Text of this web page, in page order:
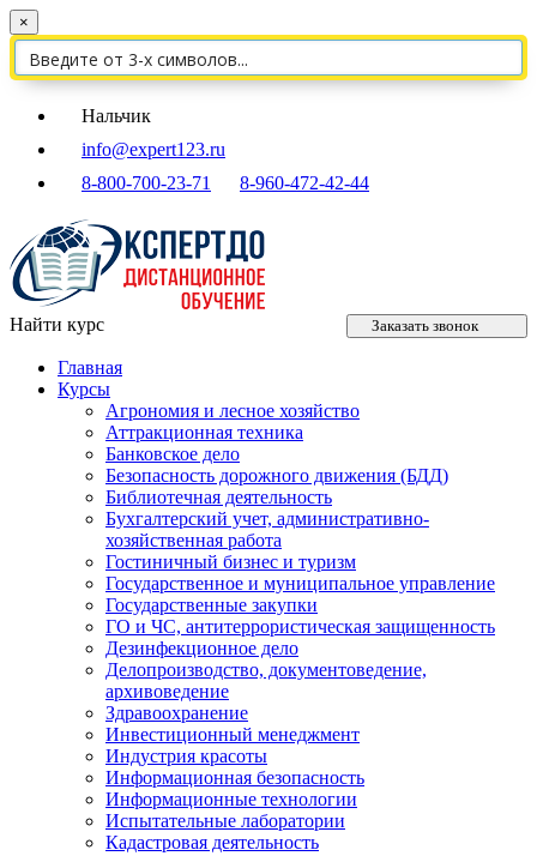
×
Нальчик
info@expert123.ru
8-800-700-23-71
8-960-472-42-44
Найти курс Заказать звонок
Главная
Курсы
Агрономия и лесное хозяйство
Аттракционная техника
Банковское дело
Безопасность дорожного движения (БДД)
Библиотечная деятельность
Бухгалтерский учет, административно-
хозяйственная работа
Гостиничный бизнес и туризм
Государственное и муниципальное управление
Государственные закупки
ГО и ЧС, антитеррористическая защищенность
Дезинфекционное дело
Делопроизводство, документоведение,
архивоведение
Здравоохранение
Инвестиционный менеджмент
Индустрия красоты
Информационная безопасность
Информационные технологии
Испытательные лаборатории
Кадастровая деятельность